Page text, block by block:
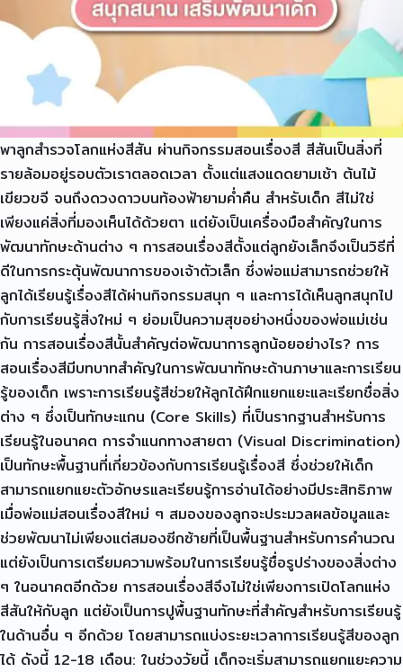
พาลูกสำรวจโลกแห่งสีสัน ผ่านกิจกรรมสอนเรื่องสี สีสันเป็นสิ่งที่
รายล้อมอยู่รอบตัวเราตลอดเวลา ตั้งแต่แสงแดดยามเช้า ต้นไม้
เขียวขจี จนถึงดวงดาวบนท้องฟ้ายามค่ำคืน สำหรับเด็ก สีไม่ใช่
เพียงแค่สิ่งที่มองเห็นได้ด้วยตา แต่ยังเป็นเครื่องมือสำคัญในการ
พัฒนาทักษะด้านต่าง ๆ การสอนเรื่องสีตั้งแต่ลูกยังเล็กจึงเป็นวิธีที่
ดีในการกระตุ้นพัฒนาการของเจ้าตัวเล็ก ซึ่งพ่อแม่สามารถช่วยให้
ลูกได้เรียนรู้เรื่องสีได้ผ่านกิจกรรมสนุก ๆ และการได้เห็นลูกสนุกไป
กับการเรียนรู้สิ่งใหม่ ๆ ย่อมเป็นความสุขอย่างหนึ่งของพ่อแม่เช่น
กัน การสอนเรื่องสีนั้นสำคัญต่อพัฒนาการลูกน้อยอย่างไร? การ
สอนเรื่องสีมีบทบาทสำคัญในการพัฒนาทักษะด้านภาษาและการเรียน
รู้ของเด็ก เพราะการเรียนรู้สีช่วยให้ลูกได้ฝึกแยกแยะและเรียกชื่อสิ่ง
ต่าง ๆ ซึ่งเป็นทักษะแกน (Core Skills) ที่เป็นรากฐานสำหรับการ
เรียนรู้ในอนาคต การจำแนกทางสายตา (Visual Discrimination)
เป็นทักษะพื้นฐานที่เกี่ยวข้องกับการเรียนรู้เรื่องสี ซึ่งช่วยให้เด็ก
สามารถแยกแยะตัวอักษรและเรียนรู้การอ่านได้อย่างมีประสิทธิภาพ
เมื่อพ่อแม่สอนเรื่องสีใหม่ ๆ สมองของลูกจะประมวลผลข้อมูลและ
ช่วยพัฒนาไม่เพียงแต่สมองซีกซ้ายที่เป็นพื้นฐานสำหรับการคำนวณ
แต่ยังเป็นการเตรียมความพร้อมในการเรียนรู้ชื่อรูปร่างของสิ่งต่าง
ๆ ในอนาคตอีกด้วย การสอนเรื่องสีจึงไม่ใช่เพียงการเปิดโลกแห่ง
สีสันให้กับลูก แต่ยังเป็นการปูพื้นฐานทักษะที่สำคัญสำหรับการเรียนรู้
ในด้านอื่น ๆ อีกด้วย โดยสามารถแบ่งระยะเวลาการเรียนรู้สีของลูก
ได้ ดังนี้ 12-18 เดือน: ในช่วงวัยนี้ เด็กจะเริ่มสามารถแยกแยะความ